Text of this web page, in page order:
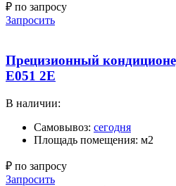
₽ по запросу
Запросить
Прецизионный
E051 2E
В наличии:
Самовывоз: сегодня
Площадь помещения: м2
₽ по запросу
Запросить